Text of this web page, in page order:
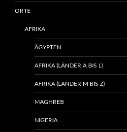
ORTE
AFRIKA
ÄGYPTEN
AFRIKA (LÄNDER A BIS L)
AFRIKA (LÄNDER M BIS Z)
MAGHREB
NIGERIA